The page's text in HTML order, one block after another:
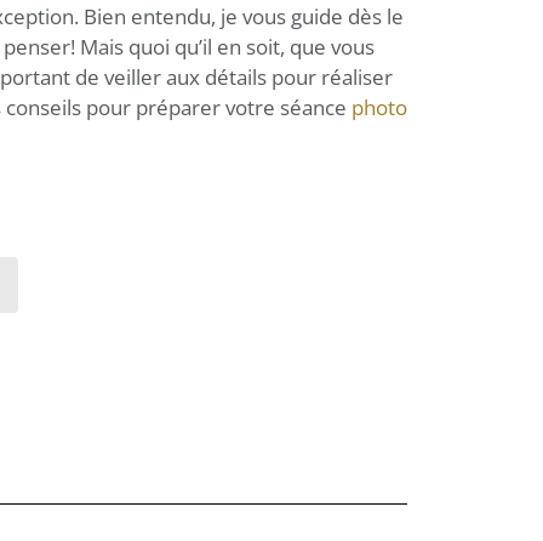
Bien entendu, je vous guide dès le
Mais quoi qu’il en soit, que vous
de veiller aux détails pour réaliser
pour préparer votre séance photo